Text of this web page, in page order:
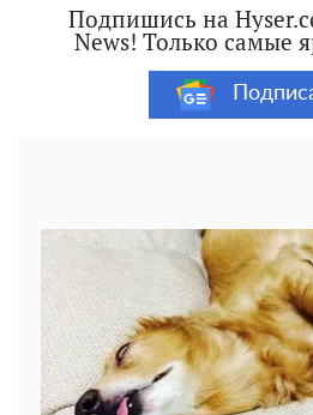
Подпишись на
News! Только самые